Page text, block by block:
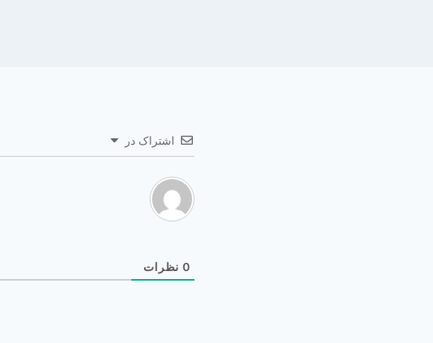
اشتراک در
0 نظرات